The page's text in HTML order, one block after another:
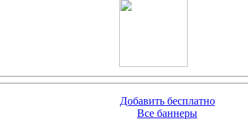
Добавить бесплатно
Все баннеры